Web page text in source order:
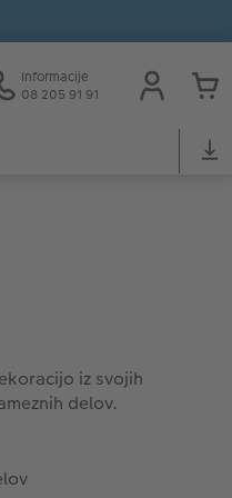
Informacije
08 205 91 91
iz svojih
delov.